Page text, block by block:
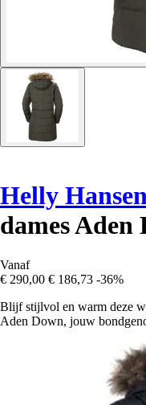
Helly
dames Aden
Vanaf
€ 290,00 € 186,73 -36%
Blijf stijlvol en warm deze
Aden Down, jouw